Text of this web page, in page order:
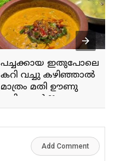
പച്ചക്കായ ഇതുപോലെ
കറി വച്ചു കഴിഞ്ഞാൽ
മാത്രം മതി ഊണു
കഴിക്കാൻ If you prepare
a curry with raw plantains
enough for a meal.
Add Comment